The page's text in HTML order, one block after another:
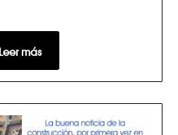
Leer más